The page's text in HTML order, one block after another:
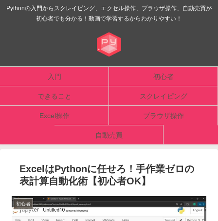
Pythonの入門からスクレイピング、エクセル操作、ブラウザ操作、自動売買が
初心者でも分かる！動画で学習するからわかりやすい！
入門 初心者
できること スクレイピング
Excel操作 ブラウザ操作
自動売買
ExcelはPythonに任せろ！手作業ゼロの
表計算自動化術【初心者OK】
初心者